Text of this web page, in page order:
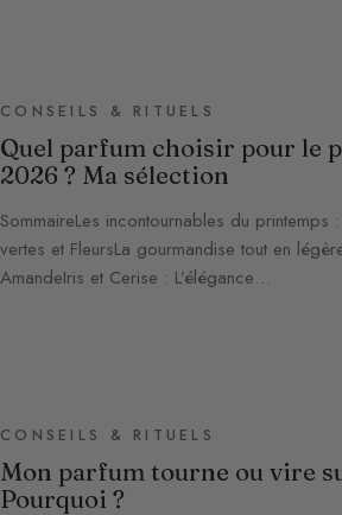
CONSEILS & RITUELS
Quel parfum choisir pour le
2026 ? Ma sélection
SommaireLes incontournables du printemps
vertes et FleursLa gourmandise tout en
AmandeIris et Cerise : L’élégance…
CONSEILS & RITUELS
Mon parfum tourne ou vire
Pourquoi ?